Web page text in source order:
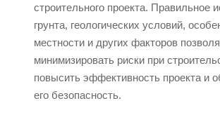
строительного проекта. Правильное
грунта, геологических условий,
местности и других факторов
минимизировать риски при
повысить эффективность проекта и
его безопасность.